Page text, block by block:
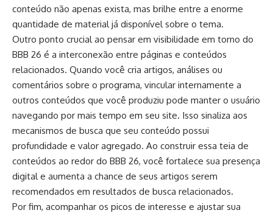
conteúdo não apenas exista, mas brilhe entre a enorme
quantidade de material já disponível sobre o tema.
Outro ponto crucial ao pensar em visibilidade em torno do
BBB 26 é a interconexão entre páginas e conteúdos
relacionados. Quando você cria artigos, análises ou
comentários sobre o programa, vincular internamente a
outros conteúdos que você produziu pode manter o usuário
navegando por mais tempo em seu site. Isso sinaliza aos
mecanismos de busca que seu conteúdo possui
profundidade e valor agregado. Ao construir essa teia de
conteúdos ao redor do BBB 26, você fortalece sua presença
digital e aumenta a chance de seus artigos serem
recomendados em resultados de busca relacionados.
Por fim, acompanhar os picos de interesse e ajustar sua